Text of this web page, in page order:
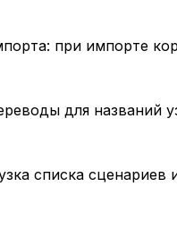
при импорте
для названий
списка